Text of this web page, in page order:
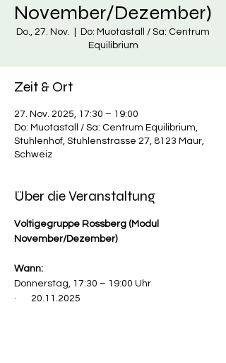
November/Dezember)
Do., 27. Nov.
Do: Muotastall / Sa: Centrum
Equilibrium
Zeit & Ort
27. Nov. 2025, 17:30 – 19:00
Do: Muotastall / Sa: Centrum Equilibrium,
Stuhlenhof, Stuhlenstrasse 27, 8123 Maur,
Schweiz
Über die Veranstaltung
Voltigegruppe Rossberg (Modul
November/Dezember)
Wann:
Donnerstag, 17:30 – 19:00 Uhr
·       20.11.2025